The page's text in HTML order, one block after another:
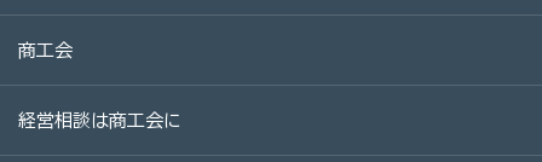
商工会
経営相談は商工会に
経理・記帳代行
[商工会員限定]初期費用も月額料金も0円!「グーペ」な
ら、ホームページが無料で作れます。
メリットがいっぱい、労働保険事務